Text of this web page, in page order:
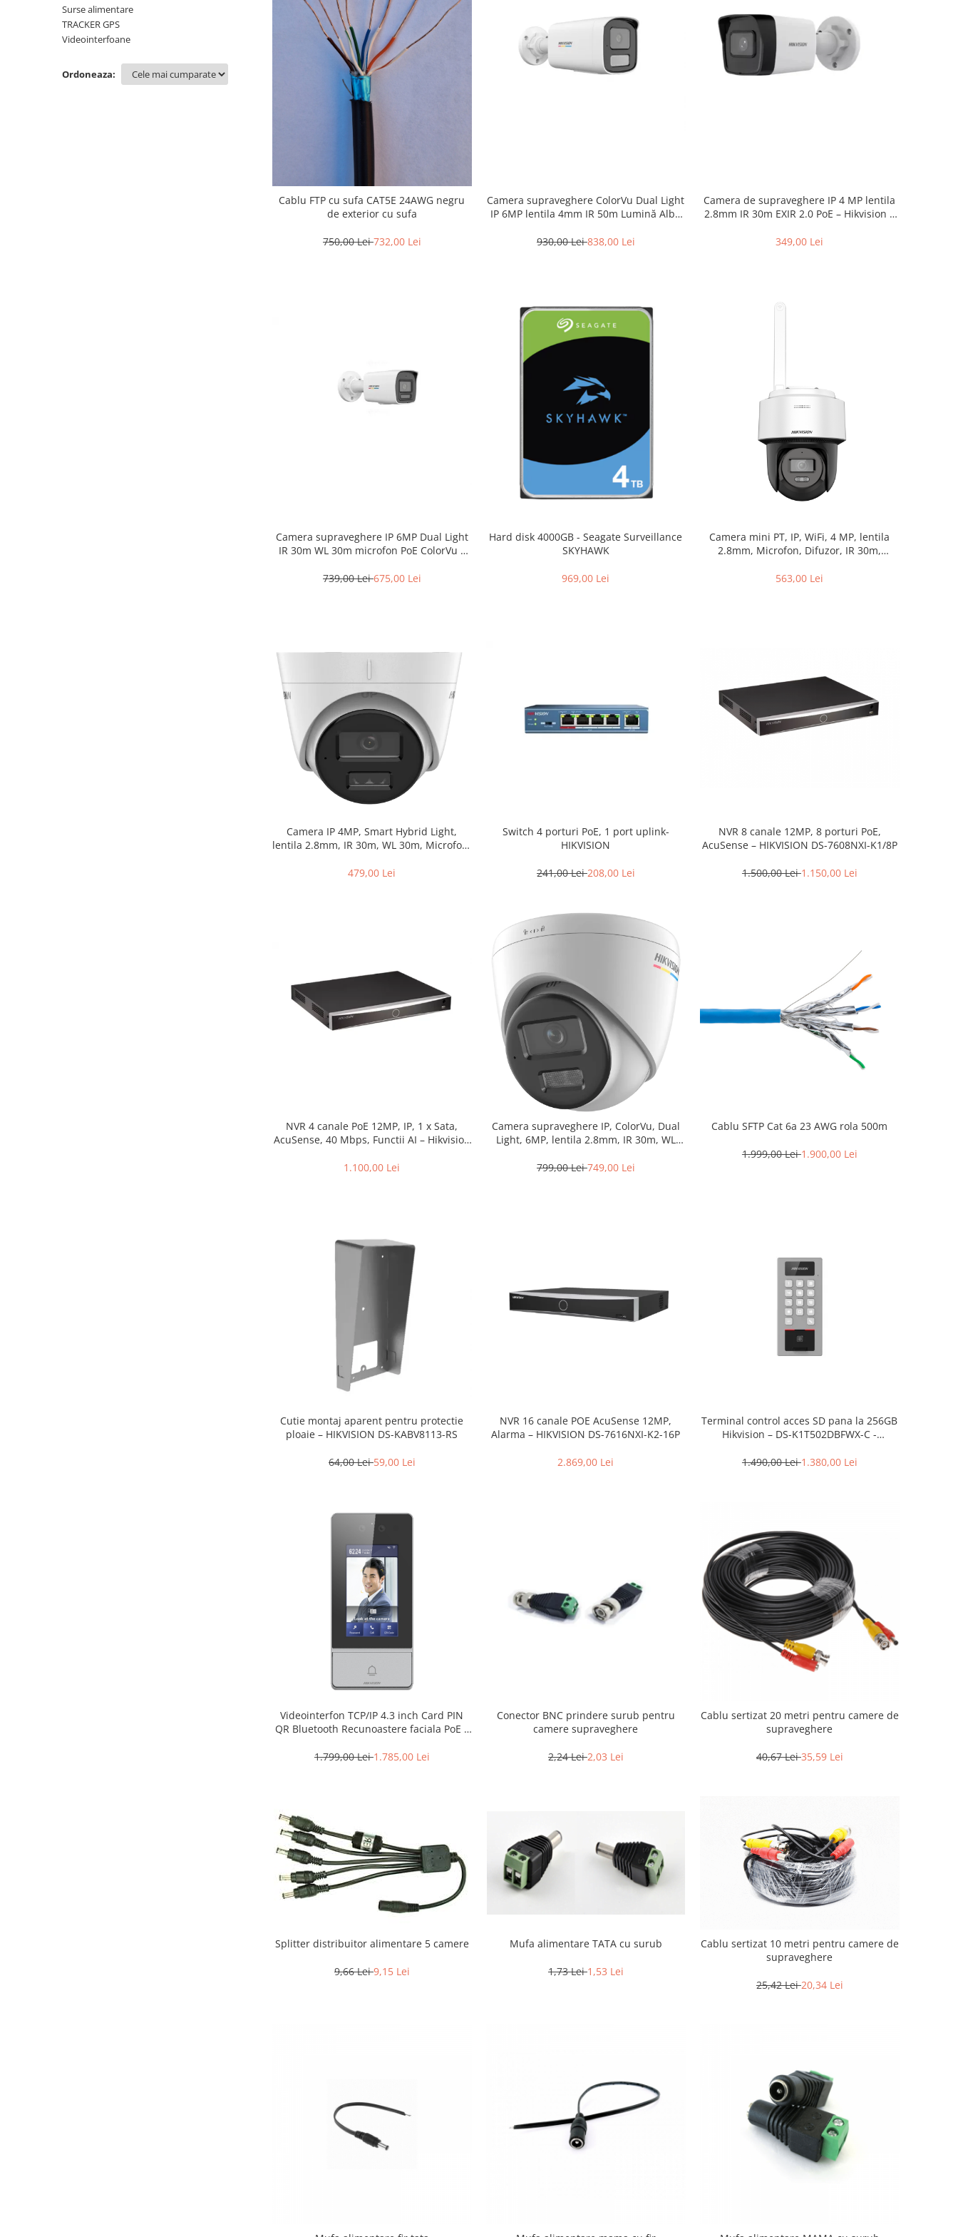
Surse alimentare
TRACKER GPS
Videointerfoane
Ordoneaza:
Cablu FTP cu sufa CAT5E 24AWG negru
de exterior cu sufa
750,00 Lei732,00 Lei
Camera supraveghere ColorVu Dual Light
IP 6MP lentila 4mm IR 50m Lumină Albă
2CD1T67G2H-LIU-4mm
930,00 Lei838,00 Lei
Camera de supraveghere IP 4 MP lentila
2.8mm IR 30m EXIR 2.0 PoE – Hikvision –
349,00 Lei
Camera supraveghere IP 6MP Dual Light
IR 30m WL 30m microfon PoE ColorVu –
739,00 Lei675,00 Lei
Hard disk 4000GB - Seagate Surveillance
SKYHAWK
969,00 Lei
Camera mini PT, IP, WiFi, 4 MP, lentila
2.8mm, Microfon, Difuzor, IR 30m,
2DE2C400IWG-W-2.8mm
563,00 Lei
Camera IP 4MP, Smart Hybrid Light,
lentila 2.8mm, IR 30m, WL 30m, Microfon,
LIUF-2.8mm
479,00 Lei
Switch 4 porturi PoE, 1 port uplink-
HIKVISION
241,00 Lei208,00 Lei
NVR 8 canale 12MP, 8 porturi PoE,
AcuSense – HIKVISION DS-7608NXI-K1/8P
1.500,00 Lei1.150,00 Lei
NVR 4 canale PoE 12MP, IP, 1 x Sata,
AcuSense, 40 Mbps, Functii AI – Hikvision
1.100,00 Lei
Camera supraveghere IP, ColorVu, Dual
Light, 6MP, lentila 2.8mm, IR 30m, WL
2CD1367G2H-LIU-2.8mm
799,00 Lei749,00 Lei
Cablu SFTP Cat 6a 23 AWG rola 500m
1.999,00 Lei1.900,00 Lei
Cutie montaj aparent pentru protectie
ploaie – HIKVISION DS-KABV8113-RS
64,00 Lei59,00 Lei
NVR 16 canale POE AcuSense 12MP,
Alarma – HIKVISION DS-7616NXI-K2-16P
2.869,00 Lei
Terminal control acces SD pana la 256GB
Hikvision – DS-K1T502DBFWX-C -
1.490,00 Lei1.380,00 Lei
Videointerfon TCP/IP 4.3 inch Card PIN
QR Bluetooth Recunoastere faciala PoE –
1.799,00 Lei1.785,00 Lei
Conector BNC prindere surub pentru
camere supraveghere
2,24 Lei2,03 Lei
Cablu sertizat 20 metri pentru camere de
supraveghere
40,67 Lei35,59 Lei
Splitter distribuitor alimentare 5 camere
9,66 Lei9,15 Lei
Mufa alimentare TATA cu surub
1,73 Lei1,53 Lei
Cablu sertizat 10 metri pentru camere de
supraveghere
25,42 Lei20,34 Lei